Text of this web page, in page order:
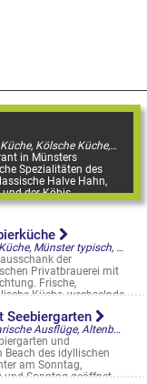
Restaurant, Deutsche Küche, Kölsche Küche, Kneipe mit Küche, Biergarten, Restaurantgärten & -Terrassen, Sportsbars
in Münsters
Spezialitäten des
Halve Hahn,
und der Köbis ...
Restaurant, Deutsche Küche, Münster typisch, Biergarten, Restaurantgärten & -Terrassen
der
Privatbrauerei mit
Frische,
Küche, wechselnde
Seebiergarten
Landgasthöfe & kulinarische Ausflüge, Altenberge, Café & Bistro, Biergarten
und
Beach des idyllischen
am Sonntag,
Sonntag geöffnet.